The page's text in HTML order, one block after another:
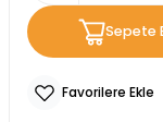
Sepete